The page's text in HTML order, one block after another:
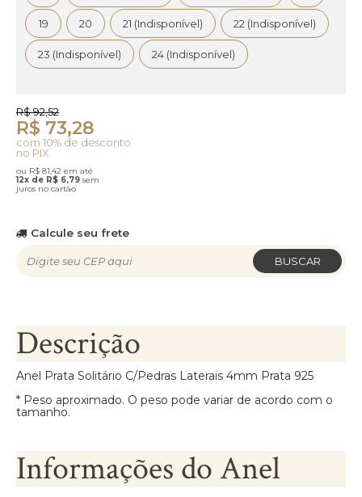
19 20 21 (Indisponível) 22 (Indisponível)
23 (Indisponível) 24 (Indisponível)
R$ 92,52
R$ 73,28
com 10% de desconto
no PIX
ou R$ 81,42 em até
12x de R$ 6,79 sem
juros no cartão
Calcule seu frete
BUSCAR
Descrição
Anel Prata Solitário C/Pedras Laterais 4mm Prata 925
* Peso aproximado. O peso pode variar de acordo com o
tamanho.
Informações do Anel